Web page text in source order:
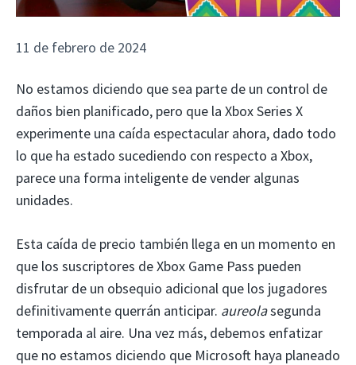
11 de febrero de 2024
No estamos diciendo que sea parte de un control de
daños bien planificado, pero que la Xbox Series X
experimente una caída espectacular ahora, dado todo
lo que ha estado sucediendo con respecto a Xbox,
parece una forma inteligente de vender algunas
unidades.
Esta caída de precio también llega en un momento en
que los suscriptores de Xbox Game Pass pueden
disfrutar de un obsequio adicional que los jugadores
definitivamente querrán anticipar. aureolasegunda
temporada al aire. Una vez más, debemos enfatizar
que no estamos diciendo que Microsoft haya planeado